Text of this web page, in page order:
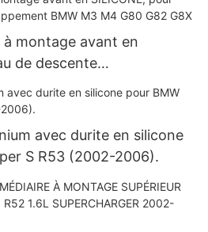
montage avant en
de descente
M3 M4 G80 G82 G8X
avec durite en silicone
S R53 (2002-2006).